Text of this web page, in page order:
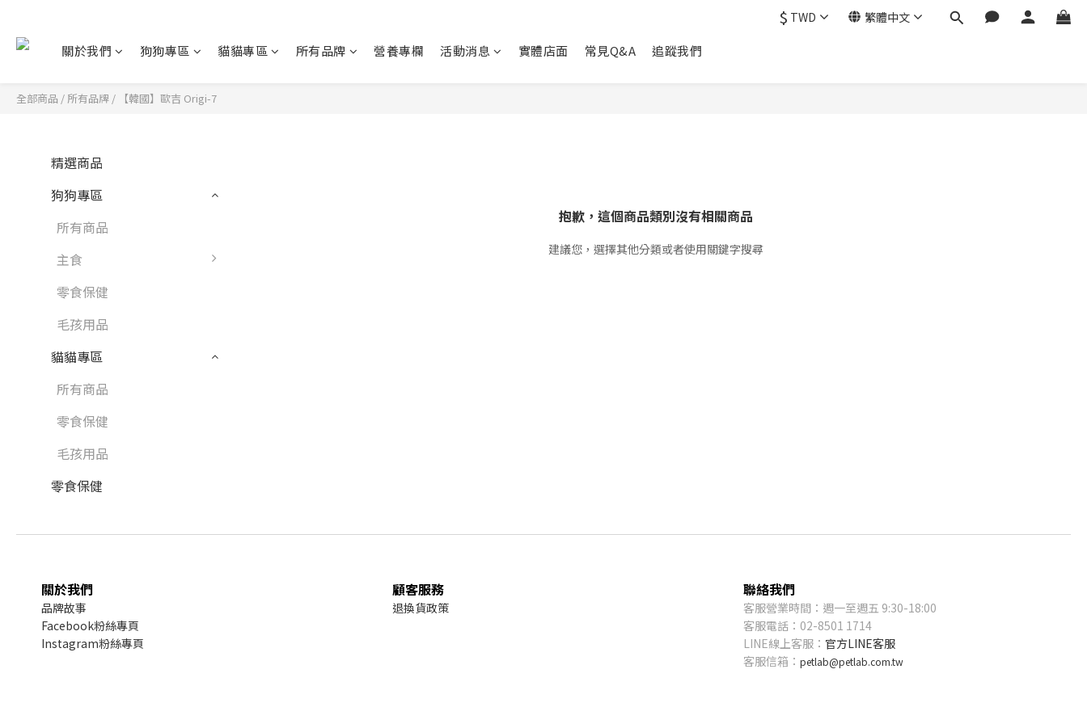
$ TWD 繁體中文
關於我們 狗狗專區 貓貓專區 所有品牌 營養專欄 活動消息 實體店面 常見Q&A 追蹤我們
全部商品 / 所有品牌 / 【韓國】歐吉 Origi-7
精選商品
狗狗專區
所有商品
主食
零食保健
毛孩用品
貓貓專區
所有商品
零食保健
毛孩用品
零食保健
抱歉，這個商品類別沒有相關商品
建議您，選擇其他分類或者使用關鍵字搜尋
關於我們
品牌故事
Facebook粉絲專頁
Instagram粉絲專頁
顧客服務
退換貨政策
聯絡我們
客服營業時間：週一至週五 9:30-18:00
客服電話：02-8501 1714
LINE線上客服： 官方LINE客服
客服信箱： petlab@petlab.com.tw